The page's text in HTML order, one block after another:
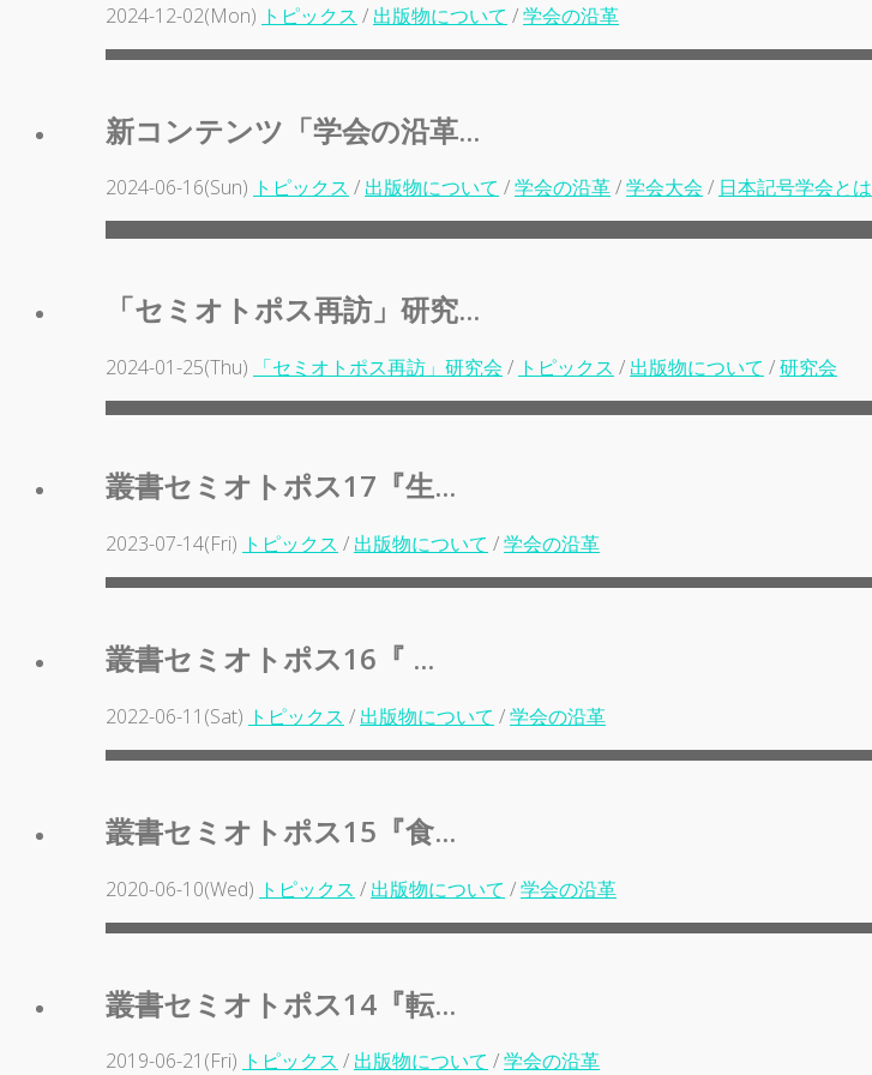
2024-12-02(Mon) トピックス / 出版物について /学会の沿革
新コンテンツ「学会の沿革...
2024-06-16(Sun) トピックス / 出版物について /学会の沿革/学会大会 / 日本記号学会とは
「セミオトポス再訪」研究...
2024-01-25(Thu) 「セミオトポス再訪」研究会 / トピックス / 出版物について /研究会
叢書セミオトポス17『生...
2023-07-14(Fri) トピックス / 出版物について /学会の沿革
叢書セミオトポス16『 ...
2022-06-11(Sat) トピックス / 出版物について /学会の沿革
叢書セミオトポス15『食...
2020-06-10(Wed) トピックス / 出版物について /学会の沿革
叢書セミオトポス14『転...
2019-06-21(Fri) トピックス / 出版物について /学会の沿革